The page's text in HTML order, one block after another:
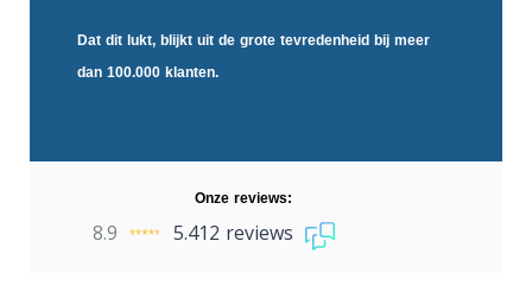
Dat dit lukt, blijkt uit de grote tevredenheid bij meer
dan 100.000 klanten.
Onze reviews:
8.9 5.412 reviews